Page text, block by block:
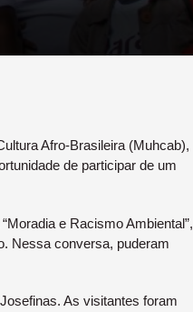
Afro-Brasileira (Muhcab),
de participar de um
e Racismo Ambiental”,
Nessa conversa, puderam
As visitantes foram